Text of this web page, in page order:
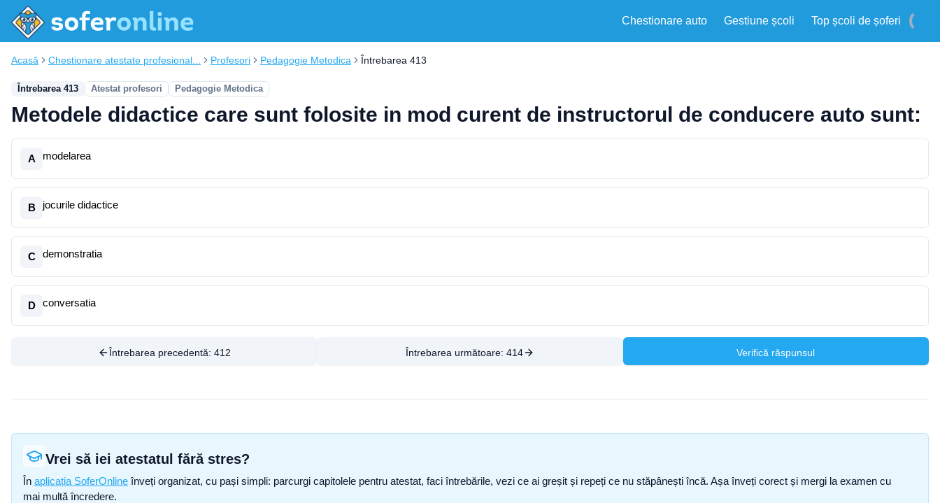
Chestionare auto Gestiune școli Top școli de șoferi
Acasă Chestionare atestate profesional... Profesori Pedagogie Metodica Întrebarea 413
Întrebarea 413 Atestat profesori Pedagogie Metodica
Metodele didactice care sunt folosite in mod curent de instructorul de conducere auto sunt:
A modelarea
B jocurile didactice
C demonstratia
D conversatia
Întrebarea precedentă: 412 Întrebarea următoare: 414 Verifică răspunsul
Vrei să iei atestatul fără stres?
În aplicația SoferOnline înveți organizat, cu pași simpli: parcurgi capitolele pentru atestat, faci întrebările, vezi ce ai greșit și repeți ce nu stăpânești încă. Așa înveți corect și mergi la examen cu
mai multă încredere.